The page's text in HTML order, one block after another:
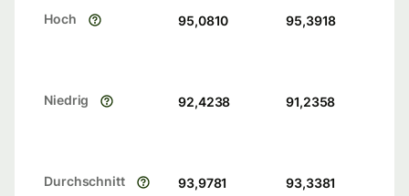
Hoch 95,0810 95,3918
Niedrig 92,4238 91,2358
Durchschnitt 93,9781 93,3381